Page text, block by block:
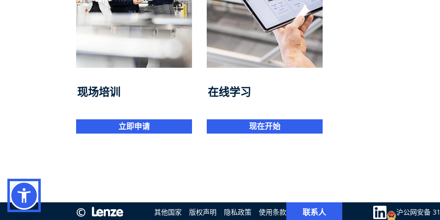
现场培训
立即申请
在线学习
现在开始
© 其他国家 版权声明 隐私政策 使用条款 联系人 沪公网安备